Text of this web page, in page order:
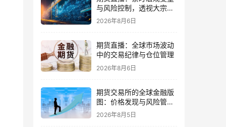
与风险控制，透视大宗商
品波动逻辑
2026年8月6日
期货直播：全球市场波动
中的交易纪律与仓位管理
2026年8月6日
期货交易所的全球金融版
图：价格发现与风险管理
的核心
2026年8月5日